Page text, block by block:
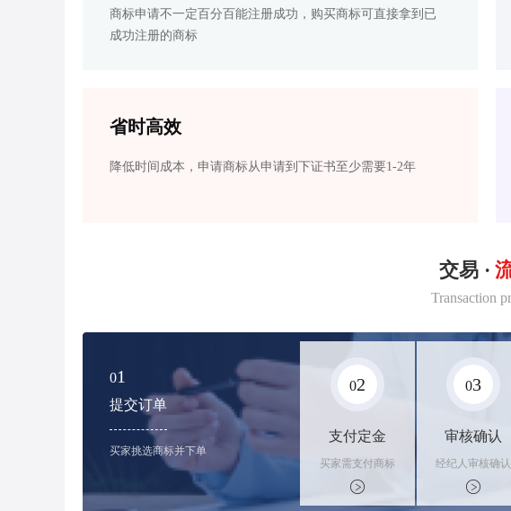
商标申请不一定百分百能注册成功，购买商标可直接拿到已
成功注册的商标
省时高效
降低时间成本，申请商标从申请到下证书至少需要1-2年
交易 ·
Transaction
01
提交订单
买家挑选商标并下单
02
支付定金
买家需支付商标
标价的10%的购
买订金
03
审核确认
经纪人审核确认
商标状态